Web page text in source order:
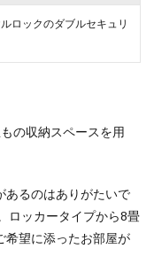
ロックのダブルセキュリ
の収納スペースを用
あるのはありがたいで
ロッカータイプから8畳
希望に添ったお部屋が